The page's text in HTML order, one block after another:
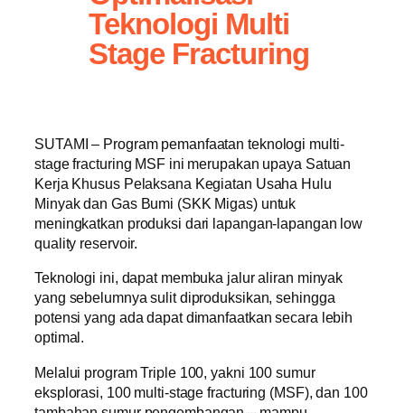
Teknologi Multi
Stage Fracturing
SUTAMI – Program pemanfaatan teknologi multi-
stage fracturing MSF ini merupakan upaya Satuan
Kerja Khusus Pelaksana Kegiatan Usaha Hulu
Minyak dan Gas Bumi (SKK Migas) untuk
meningkatkan produksi dari lapangan-lapangan low
quality reservoir.
Teknologi ini, dapat membuka jalur aliran minyak
yang sebelumnya sulit diproduksikan, sehingga
potensi yang ada dapat dimanfaatkan secara lebih
optimal.
Melalui program Triple 100, yakni 100 sumur
eksplorasi, 100 multi-stage fracturing (MSF), dan 100